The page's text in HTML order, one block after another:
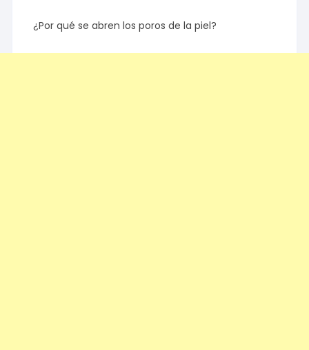
¿Por qué se abren los poros de la piel?